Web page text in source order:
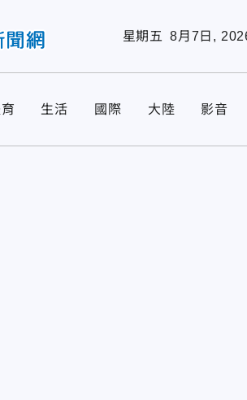
星期五 8月7日,
生活 國際 大陸 影音